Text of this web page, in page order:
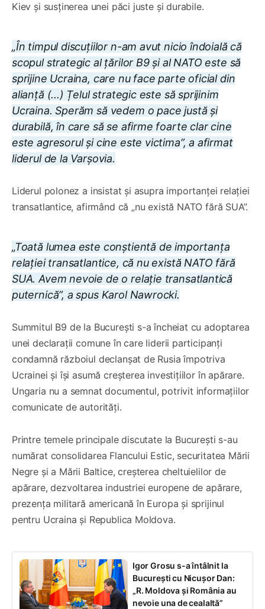
Kiev și susținerea unei păci juste și durabile.
„În timpul discuțiilor n-am avut nicio îndoială că
scopul strategic al țărilor B9 și al NATO este să
sprijine Ucraina, care nu face parte oficial din
alianță (...) Țelul strategic este să sprijinim
Ucraina. Sperăm să vedem o pace justă și
durabilă, în care să se afirme foarte clar cine
este agresorul și cine este victima”, a afirmat
liderul de la Varșovia.
Liderul polonez a insistat și asupra importanței relației
transatlantice, afirmând că „nu există NATO fără SUA”.
„Toată lumea este conștientă de importanța
relației transatlantice, că nu există NATO fără
SUA. Avem nevoie de o relație transatlantică
puternică”, a spus Karol Nawrocki.
Summitul B9 de la București s-a încheiat cu adoptarea
unei declarații comune în care liderii participanți
condamnă războiul declanșat de Rusia împotriva
Ucrainei și își asumă creșterea investițiilor în apărare.
Ungaria nu a semnat documentul, potrivit informațiilor
comunicate de autorități.
Printre temele principale discutate la București s-au
numărat consolidarea Flancului Estic, securitatea Mării
Negre și a Mării Baltice, creșterea cheltuielilor de
apărare, dezvoltarea industriei europene de apărare,
prezența militară americană în Europa și sprijinul
pentru Ucraina și Republica Moldova.
Igor Grosu s-a întâlnit la
București cu Nicușor Dan:
„R. Moldova și România au
nevoie una de cealaltă”